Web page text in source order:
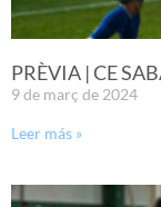
PRÈVIA | CE
9 de març de 2024
Leer más »